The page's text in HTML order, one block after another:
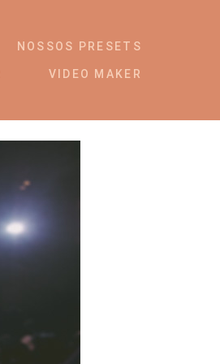
NOSSOS PRESETS
VIDEO MAKER